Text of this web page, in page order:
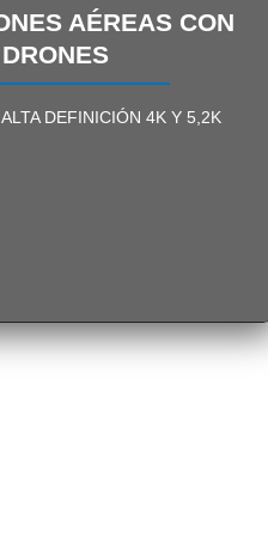
AÉREAS CON
DRONES
DEFINICIÓN 4K Y 5,2K
AÉREAS
COMPROMISO